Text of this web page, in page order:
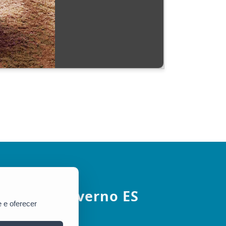
Governo ES
e oferecer